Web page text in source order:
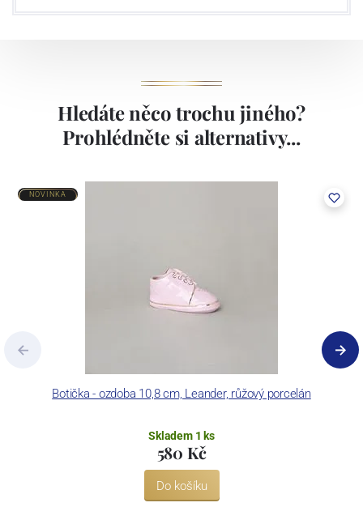
Hledáte něco trochu jiného?
Prohlédněte si alternativy...
Botička - ozdoba 10,8 cm, Leander, růžový porcelán
NOVINKA
Skladem 1 ks
580 Kč
Do košíku